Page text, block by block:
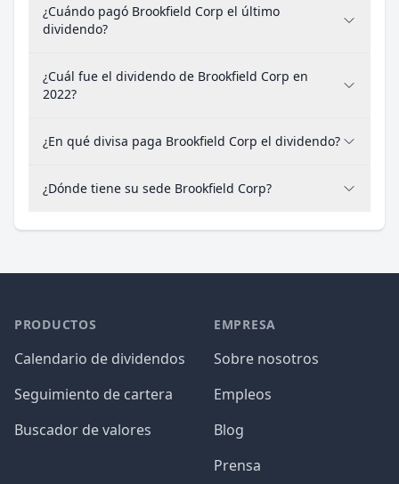
¿Cuándo pagó Brookfield Corp el último
dividendo?
¿Cuál fue el dividendo de Brookfield Corp en
2022?
¿En qué divisa paga Brookfield Corp el dividendo?
¿Dónde tiene su sede Brookfield Corp?
PRODUCTOS
Calendario de dividendos
Seguimiento de cartera
Buscador de valores
EMPRESA
Sobre nosotros
Empleos
Blog
Prensa